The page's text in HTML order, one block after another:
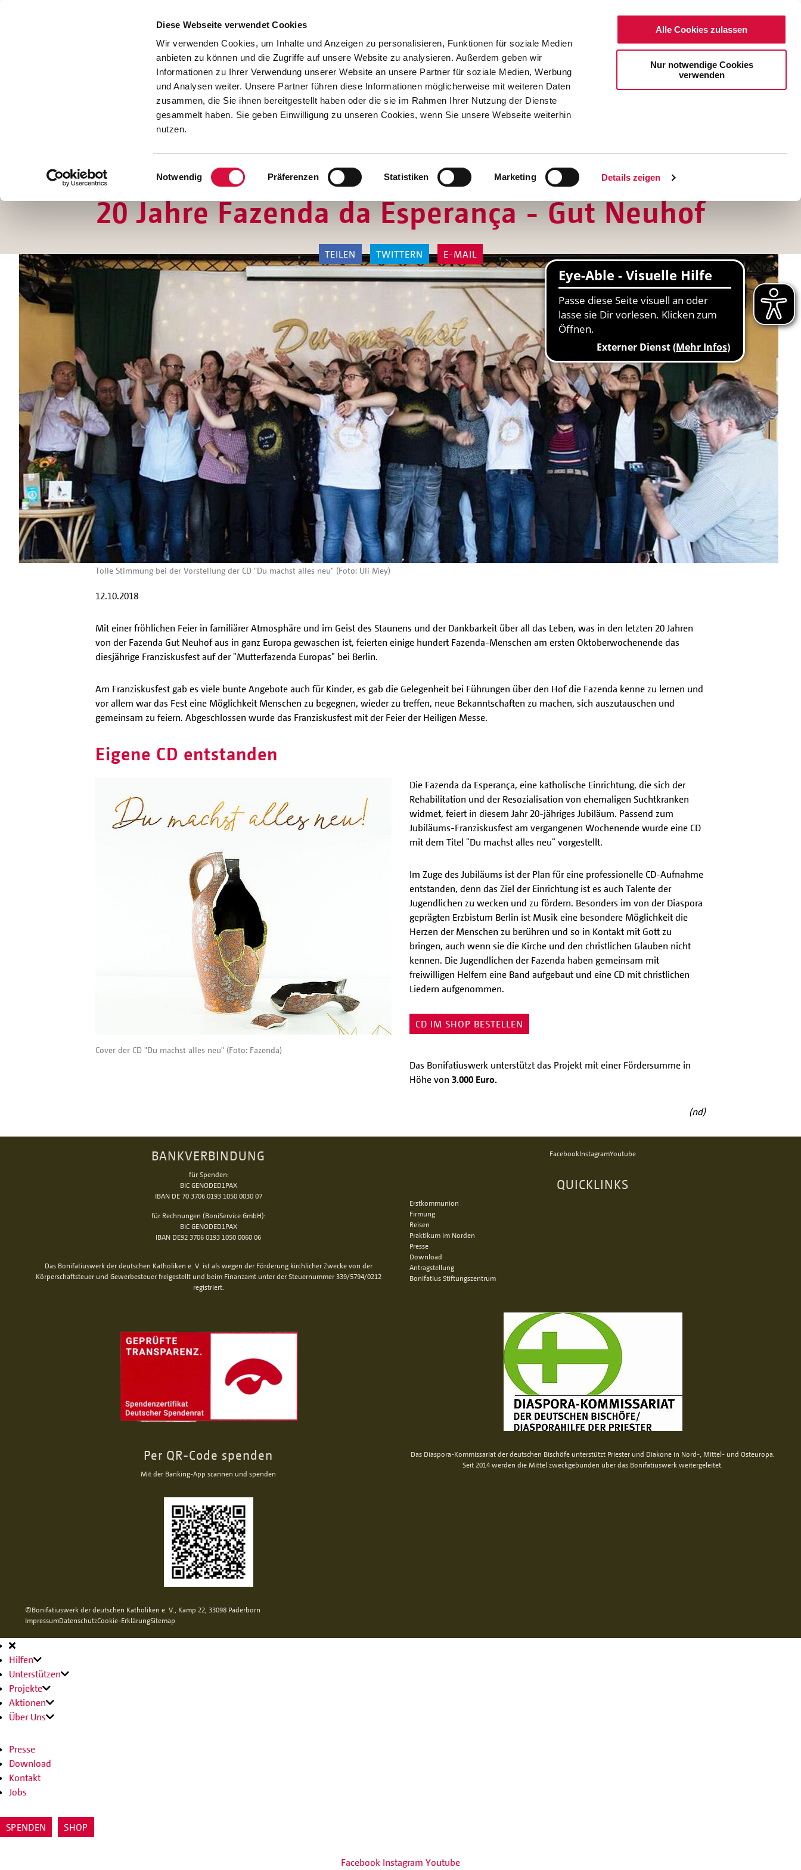
Diese Webseite verwendet Cookies
Wir verwenden Cookies, um Inhalte und Anzeigen zu personalisieren, Funktionen für soziale Medien
anbieten zu können und die Zugriffe auf unsere Website zu analysieren. Außerdem geben wir
Informationen zu Ihrer Verwendung unserer Website an unsere Partner für soziale Medien, Werbung
und Analysen weiter. Unsere Partner führen diese Informationen möglicherweise mit weiteren Daten
zusammen, die Sie ihnen bereitgestellt haben oder die sie im Rahmen Ihrer Nutzung der Dienste
gesammelt haben. Sie geben Einwilligung zu unseren Cookies, wenn Sie unsere Webseite weiterhin
nutzen.
Einwilligungsauswahl
Notwendig Präferenzen Statistiken Marketing Details zeigen
Alle Cookies zulassen
Nur notwendige Cookies
verwenden
Hilfen
Unterstützen
Projekte
"DU MACHST ALLES NEU"
20 Jahre Fazenda da Esperança - Gut Neuhof
TEILEN TWITTERN E-MAIL
Tolle Stimmung bei der Vorstellung der CD "Du machst alles neu" (Foto: Uli Mey)
12.10.2018
Mit einer fröhlichen Feier in familiärer Atmosphäre und im Geist des Staunens und der Dankbarkeit über all das Leben, was in den letzten 20 Jahren
von der Fazenda Gut Neuhof aus in ganz Europa gewaschen ist, feierten einige hundert Fazenda-Menschen am ersten Oktoberwochenende das
diesjährige Franziskusfest auf der "Mutterfazenda Europas" bei Berlin.
Am Franziskusfest gab es viele bunte Angebote auch für Kinder, es gab die Gelegenheit bei Führungen über den Hof die Fazenda kenne zu lernen und
vor allem war das Fest eine Möglichkeit Menschen zu begegnen, wieder zu treffen, neue Bekanntschaften zu machen, sich auszutauschen und
gemeinsam zu feiern. Abgeschlossen wurde das Franziskusfest mit der Feier der Heiligen Messe.
Eigene CD entstanden
Cover der CD "Du machst alles neu" (Foto: Fazenda)
Die Fazenda da Esperança, eine katholische Einrichtung, die sich der
Rehabilitation und der Resozialisation von ehemaligen Suchtkranken
widmet, feiert in diesem Jahr 20-jähriges Jubiläum. Passend zum
Jubiläums-Franziskusfest am vergangenen Wochenende wurde eine CD
mit dem Titel "Du machst alles neu" vorgestellt.
Im Zuge des Jubiläums ist der Plan für eine professionelle CD-Aufnahme
entstanden, denn das Ziel der Einrichtung ist es auch Talente der
Jugendlichen zu wecken und zu fördern. Besonders im von der Diaspora
geprägten Erzbistum Berlin ist Musik eine besondere Möglichkeit die
Herzen der Menschen zu berühren und so in Kontakt mit Gott zu
bringen, auch wenn sie die Kirche und den christlichen Glauben nicht
kennen. Die Jugendlichen der Fazenda haben gemeinsam mit
freiwilligen Helfern eine Band aufgebaut und eine CD mit christlichen
Liedern aufgenommen.
CD IM SHOP BESTELLEN
Das Bonifatiuswerk unterstützt das Projekt mit einer Fördersumme in
Höhe von 3.000 Euro.
(nd)
BANKVERBINDUNG
für Spenden:
BIC GENODED1PAX
IBAN DE 70 3706 0193 1050 0030 07
für Rechnungen (BoniService GmbH):
BIC GENODED1PAX
IBAN DE92 3706 0193 1050 0060 06
Das Bonifatiuswerk der deutschen Katholiken e. V. ist als wegen der Förderung kirchlicher Zwecke von der
Körperschaftsteuer und Gewerbesteuer freigestellt und beim Finanzamt unter der Steuernummer 339/5794/0212
registriert.
Per QR-Code spenden
Mit der Banking-App scannen und spenden
FacebookInstagramYoutube
QUICKLINKS
Erstkommunion
Firmung
Reisen
Praktikum im Norden
Presse
Download
Antragstellung
Bonifatius Stiftungszentrum
Das Diaspora-Kommissariat der deutschen Bischöfe unterstützt Priester und Diakone in Nord-, Mittel- und Osteuropa.
Seit 2014 werden die Mittel zweckgebunden über das Bonifatiuswerk weitergeleitet.
©Bonifatiuswerk der deutschen Katholiken e. V., Kamp 22, 33098 Paderborn
ImpressumDatenschutzCookie-ErklärungSitemap
Hauptnavigation
Hilfen
Unterstützen
Projekte
Aktionen
Über Uns
Presse
Download
Kontakt
Jobs
SPENDEN SHOP
Facebook Instagram Youtube